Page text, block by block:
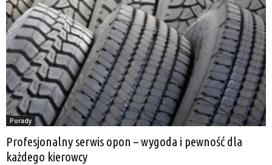
Porady
Profesjonalny serwis opon – wygoda i pewność dla
każdego kierowcy